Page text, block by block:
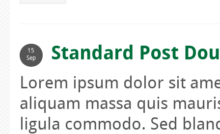
15
Sep
Standard Post
Lorem ipsum dolor sit
aliquam massa quis
ligula commodo. Sed